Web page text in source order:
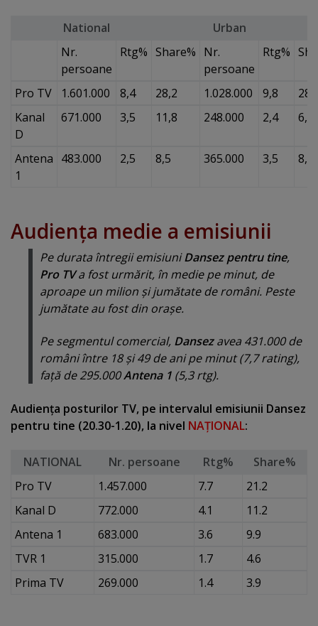
National
Urban
Nr.
persoane
Rtg% Share% Nr.
persoane
Rtg%
Pro TV 1.601.000 8,4 28,2 1.028.000 9,8
Kanal
D
671.000 3,5 11,8 248.000 2,4 6,9
Antena
1
483.000 2,5 8,5 365.000 3,5 8,5
Audienţa medie a emisiunii
Pe durata întregii emisiuniDansez pentru tine,
Pro TVa fost urmărit, în medie pe minut, de
aproape un milion şi jumătate de români. Peste
jumătate au fost din oraşe.
Pe segmentul comercial, Dansezavea 431.000 de
români între 18 şi 49 de ani pe minut (7,7 rating),
faţă de 295.000Antena 1 (5,3 rtg).
Audienţa posturilor TV, pe intervalul emisiunii Dansez
pentru tine (20.30-1.20), la nivel NAŢIONAL:
NATIONAL Nr. persoane Rtg%
Share%
Pro TV
1.457.000 7.7
21.2
Kanal D
772.000 4.1
11.2
Antena 1
683.000 3.6
9.9
TVR 1
315.000 1.7
4.6
Prima TV
269.000 1.4 3.9